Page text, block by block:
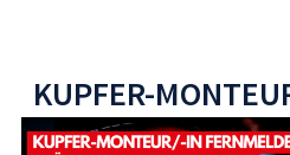
KUPFER-